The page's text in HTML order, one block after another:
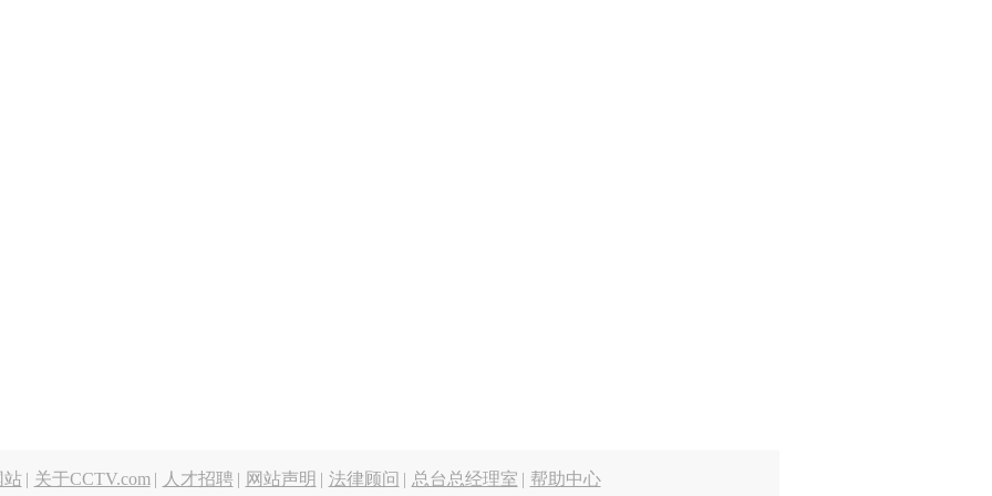
站 | 关于CCTV.com | 人才招聘 | 网站声明 | 法律顾问 | 总台总经理室 | 帮助中心